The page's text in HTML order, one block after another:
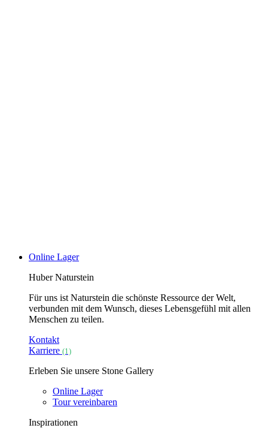
Online Lager
Huber Naturstein
Für uns ist Naturstein die schönste Ressource der Welt,
verbunden mit dem Wunsch, dieses Lebensgefühl mit allen
Menschen zu teilen.
Kontakt
Karriere (1)
Erleben Sie unsere Stone Gallery
Online Lager
Tour vereinbaren
Inspirationen